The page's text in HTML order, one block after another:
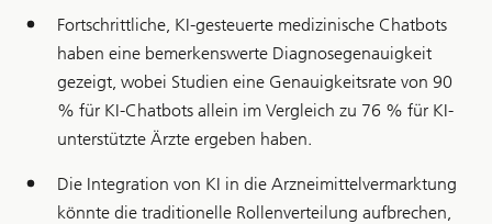
Fortschrittliche, KI-gesteuerte medizinische Chatbots
haben eine bemerkenswerte Diagnosegenauigkeit
gezeigt, wobei Studien eine Genauigkeitsrate von 90
% für KI-Chatbots allein im Vergleich zu 76 % für KI-
unterstützte Ärzte ergeben haben.
Die Integration von KI in die Arzneimittelvermarktung
könnte die traditionelle Rollenverteilung aufbrechen,